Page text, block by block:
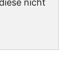
nicht